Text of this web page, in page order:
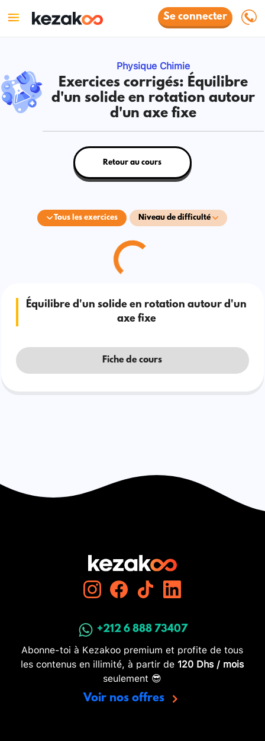
Se connecter
Physique Chimie
Exercices corrigés: Équilibre
d'un solide en rotation autour
d'un axe fixe
Tous les exercices Niveau de difficulté
Retour au cours
Équilibre d'un solide en rotation autour d'un
axe fixe
Fiche de cours
+212 6 888 73407
Abonne-toi à Kezakoo premium et profite de tous
les contenus en illimité, à partir de 120 Dhs / mois
seulement 😎
Voir nos offres